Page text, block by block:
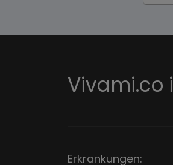
Vivami.co
Erkrankungen: